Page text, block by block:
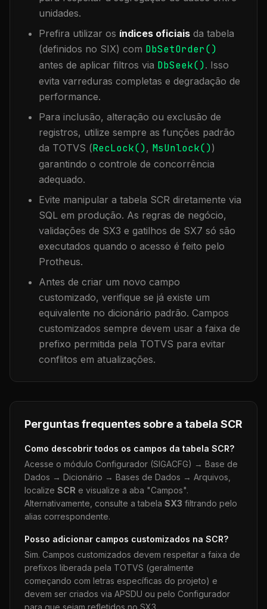
unidades.
Prefira utilizar os índices oficiais da tabela
(definidos no SIX) com DbSetOrder()
antes de aplicar filtros via DbSeek(). Isso
evita varreduras completas e degradação de
performance.
Para inclusão, alteração ou exclusão de
registros, utilize sempre as funções padrão
da TOTVS (RecLock(), MsUnlock())
garantindo o controle de concorrência
adequado.
Evite manipular a tabela SCR diretamente via
SQL em produção. As regras de negócio,
validações de SX3 e gatilhos de SX7 só são
executados quando o acesso é feito pelo
Protheus.
Antes de criar um novo campo
customizado, verifique se já existe um
equivalente no dicionário padrão. Campos
customizados sempre devem usar a faixa de
prefixo permitida pela TOTVS para evitar
conflitos em atualizações.
Perguntas frequentes sobre a tabela SCR
Como descobrir todos os campos da tabela SCR?
Acesse o módulo Configurador (SIGACFG) → Base de
Dados → Dicionário → Bases de Dados → Arquivos,
localize SCR e visualize a aba "Campos".
Alternativamente, consulte a tabela SX3 filtrando pelo
alias correspondente.
Posso adicionar campos customizados na SCR?
Sim. Campos customizados devem respeitar a faixa de
prefixos liberada pela TOTVS (geralmente
começando com letras específicas do projeto) e
devem ser criados via APSDU ou pelo Configurador
para que sejam refletidos no SX3.